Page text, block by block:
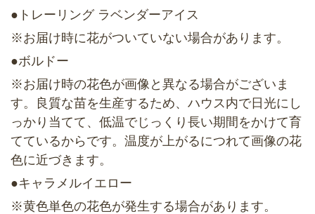
●トレーリング ラベンダーアイス
※お届け時に花がついていない場合があります。
●ボルドー
※お届け時の花色が画像と異なる場合がございま
す。良質な苗を生産するため、ハウス内で日光にし
っかり当てて、低温でじっくり長い期間をかけて育
てているからです。温度が上がるにつれて画像の花
色に近づきます。
●キャラメルイエロー
※黄色単色の花色が発生する場合があります。